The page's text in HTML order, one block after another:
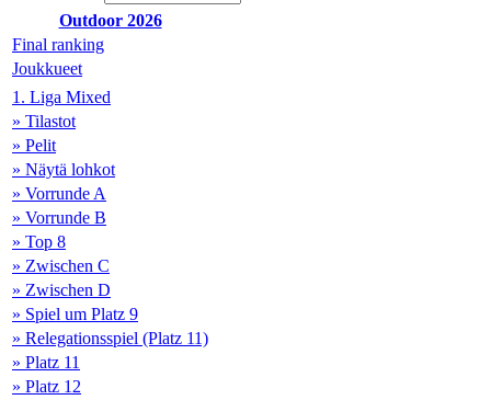
Outdoor 2026
Final ranking
Joukkueet
1. Liga Mixed
» Tilastot
» Pelit
» Näytä lohkot
» Vorrunde A
» Vorrunde B
» Top 8
» Zwischen C
» Zwischen D
» Spiel um Platz 9
» Relegationsspiel (Platz 11)
» Platz 11
» Platz 12